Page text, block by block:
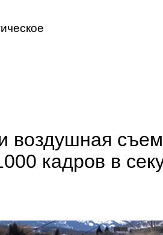
воздушная
кадров в